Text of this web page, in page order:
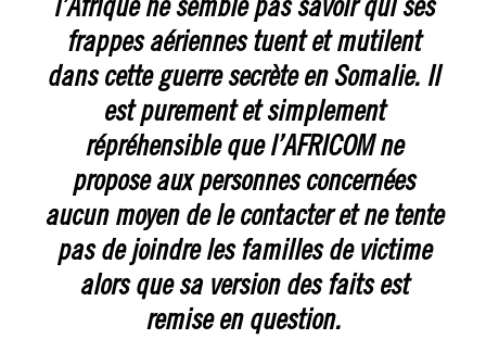
frappes aériennes tuent et mutilent
dans cette guerre secrète en Somalie. Il
est purement et simplement
répréhensible que l’AFRICOM ne
propose aux personnes concernées
aucun moyen de le contacter et ne tente
pas de joindre les familles de victime
alors que sa version des faits est
remise en question.